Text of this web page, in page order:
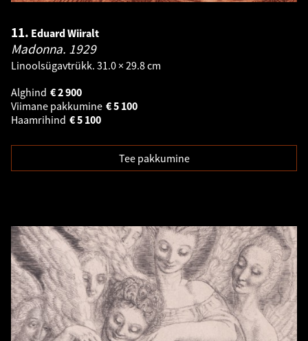
11. Eduard Wiiralt
Madonna. 1929
Linoolsügavtrükk. 31.0 × 29.8 cm
Alghind
2 900
€
Viimane pakkumine
5 100
€
Haamrihind
5 100
€
Tee pakkumine